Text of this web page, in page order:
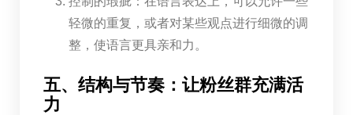
轻微的重复，或者对某些观点进行细微的调
整，使语言更具亲和力。
五、结构与节奏：让粉丝群充满活
力